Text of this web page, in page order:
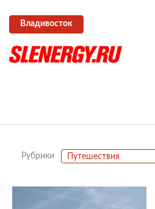
Владивосток
Рубрики Путешествия